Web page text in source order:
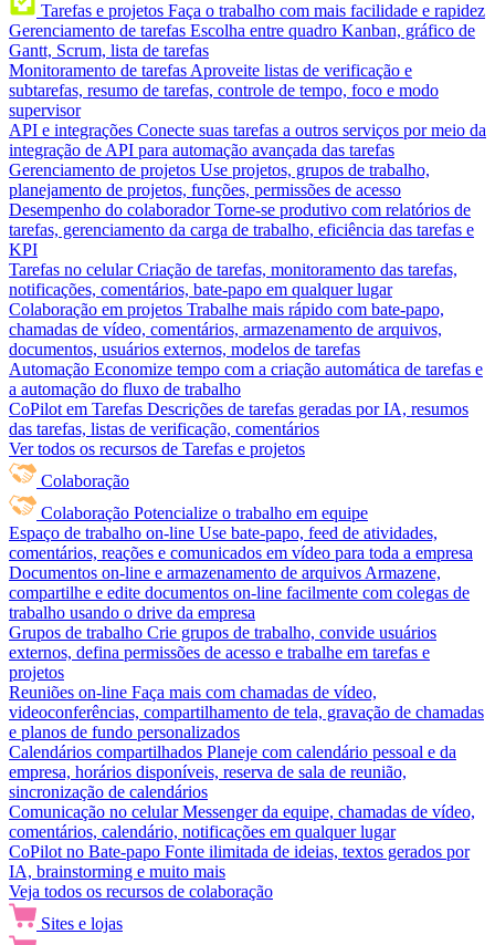
Tarefas e projetos Faça o trabalho com mais facilidade e rapidez
Gerenciamento de tarefas Escolha entre quadro Kanban, gráfico de
Gantt, Scrum, lista de tarefas
Monitoramento de tarefas Aproveite listas de verificação e
subtarefas, resumo de tarefas, controle de tempo, foco e modo
supervisor
API e integrações Conecte suas tarefas a outros serviços por meio da
integração de API para automação avançada das tarefas
Gerenciamento de projetos Use projetos, grupos de trabalho,
planejamento de projetos, funções, permissões de acesso
Desempenho do colaborador Torne-se produtivo com relatórios de
tarefas, gerenciamento da carga de trabalho, eficiência das tarefas e
KPI
Tarefas no celular Criação de tarefas, monitoramento das tarefas,
notificações, comentários, bate-papo em qualquer lugar
Colaboração em projetos Trabalhe mais rápido com bate-papo,
chamadas de vídeo, comentários, armazenamento de arquivos,
documentos, usuários externos, modelos de tarefas
Automação Economize tempo com a criação automática de tarefas e
a automação do fluxo de trabalho
CoPilot em Tarefas Descrições de tarefas geradas por IA, resumos
das tarefas, listas de verificação, comentários
Ver todos os recursos de Tarefas e projetos
Colaboração
Colaboração Potencialize o trabalho em equipe
Espaço de trabalho on-line Use bate-papo, feed de atividades,
comentários, reações e comunicados em vídeo para toda a empresa
Documentos on-line e armazenamento de arquivos Armazene,
compartilhe e edite documentos on-line facilmente com colegas de
trabalho usando o drive da empresa
Grupos de trabalho Crie grupos de trabalho, convide usuários
externos, defina permissões de acesso e trabalhe em tarefas e
projetos
Reuniões on-line Faça mais com chamadas de vídeo,
videoconferências, compartilhamento de tela, gravação de chamadas
e planos de fundo personalizados
Calendários compartilhados Planeje com calendário pessoal e da
empresa, horários disponíveis, reserva de sala de reunião,
sincronização de calendários
Comunicação no celular Messenger da equipe, chamadas de vídeo,
comentários, calendário, notificações em qualquer lugar
CoPilot no Bate-papo Fonte ilimitada de ideias, textos gerados por
IA, brainstorming e muito mais
Veja todos os recursos de colaboração
Sites e lojas